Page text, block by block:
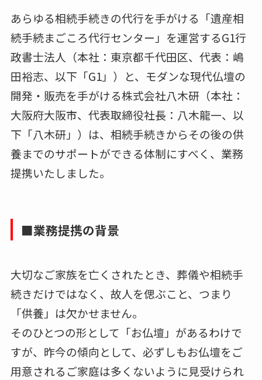
あらゆる相続手続きの代行を手がける「遺産相
続手続まごころ代行センター」を運営するG1行
政書士法人（本社：東京都千代田区、代表：嶋
田裕志、以下「G1」）と、モダンな現代仏壇の
開発・販売を手がける株式会社八木研（本社：
大阪府大阪市、代表取締役社長：八木龍一、以
下「八木研」）は、相続手続きからその後の供
養までのサポートができる体制にすべく、業務
提携いたしました。
■業務提携の背景
大切なご家族を亡くされたとき、葬儀や相続手
続きだけではなく、故人を偲ぶこと、つまり
「供養」は欠かせません。
そのひとつの形として「お仏壇」があるわけで
すが、昨今の傾向として、必ずしもお仏壇をご
用意されるご家庭は多くないように見受けられ